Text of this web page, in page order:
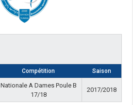
Compétition Saison
Nationale A Dames Poule B
17/18
2017/2018